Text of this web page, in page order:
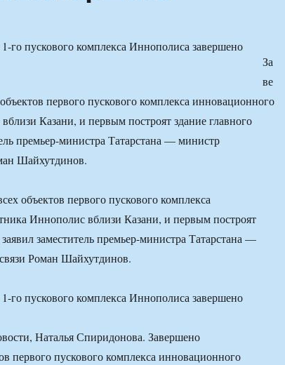
За
ве
первого пускового комплекса инновационного
Казани, и первым построят здание главного
премьер-министра Татарстана — министр
Шайхутдинов.
объектов первого пускового комплекса
Иннополис вблизи Казани, и первым построят
заместитель премьер-министра Татарстана —
Роман Шайхутдинов.
Наталья Спиридонова. Завершено
первого пускового комплекса инновационного